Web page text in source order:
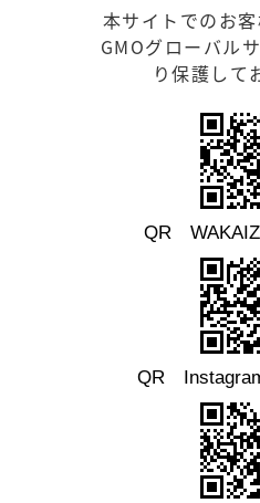
本サイトでのお
GMOグローバル
り保護して
QR
QR